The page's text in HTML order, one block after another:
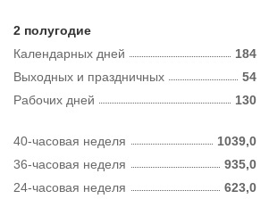
2 полугодие
Календарных дней
184
Рабочих дней 130
Выходных и праздничных 54
40-часовая неделя
1039,0
36-часовая неделя
935,0
24-часовая неделя
623,0